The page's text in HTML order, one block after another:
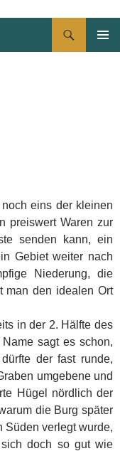
eins der kleinen
preiswert Waren zur
senden kann, ein
Gebiet weiter nach
Niederung, die
man den idealen Ort
in der 2. Hälfte des
sagt es schon,
der fast runde,
umgebene und
Hügel nördlich der
die Burg später
Süden verlegt wurde,
doch so gut wie